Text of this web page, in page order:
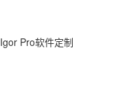
Igor Pro软件定制